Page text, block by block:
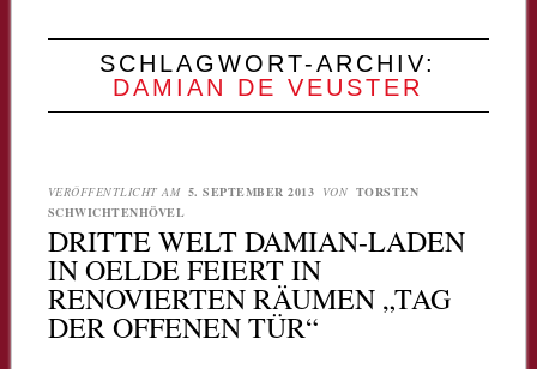
SCHLAGWORT-ARCHIV:
DAMIAN DE VEUSTER
VERÖFFENTLICHT AM 5. SEPTEMBER 2013 VON TORSTEN
SCHWICHTENHÖVEL
DRITTE WELT DAMIAN-LADEN
IN OELDE FEIERT IN
RENOVIERTEN RÄUMEN „TAG
DER OFFENEN TÜR“